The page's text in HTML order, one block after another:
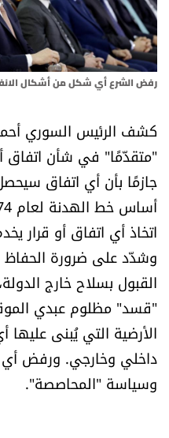
متفرقات
نداء القرّاء
خاص الموقع
كتّابنا
تحت المجهر
آراء
اقتصاد
العالم
الصحافة الإسرائيلية
رفض الشرع أي شكل من أشكال
كشف الرئيس السوري
"متقدّمًا" في شأن اتفاق
جازمًا بأن أي اتفاق
اتخاذ أي اتفاق أو قرار
وشدّد على ضرورة
القبول بسلاح خارج
"قسد" مظلوم عبدي
الأرضية التي يُبنى
داخلي وخارجي. ورفض
وسياسة "المحاصصة".